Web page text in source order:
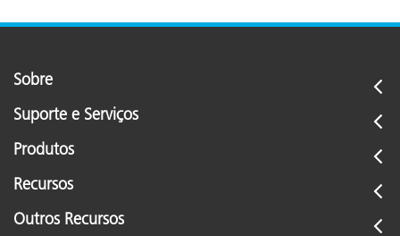
Sobre
Suporte e Serviços
Produtos
Recursos
Outros Recursos